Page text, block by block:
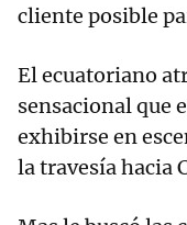
cliente posible
El ecuatoriano
sensacional que
exhibirse en
la travesía hacia